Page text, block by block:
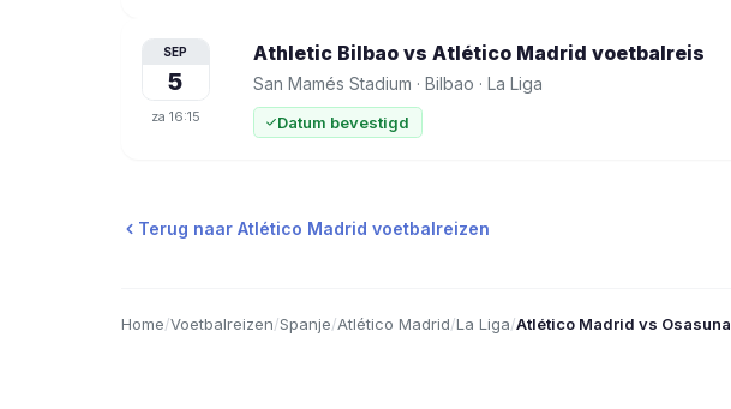
SEP
5
za 16:15
Athletic Bilbao vs Atlético Madrid voetbalreis
San Mamés Stadium · Bilbao · La Liga
Datum bevestigd
Terug naar Atlético Madrid voetbalreizen
Home/Voetbalreizen/Spanje/Atlético Madrid/La Liga/Atlético Madrid vs Osasuna